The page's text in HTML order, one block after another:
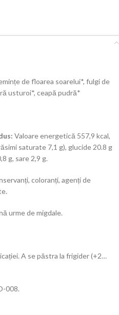
de floarea soarelui*, fulgi de
usturoi*, ceapă pudră*
Valoare energetică 557,9 kcal,
saturate 7,1 g), glucide 20.8 g
g, sare 2,9 g.
coloranți, agenți de
urme de migdale.
A se păstra la frigider (+2…
008.